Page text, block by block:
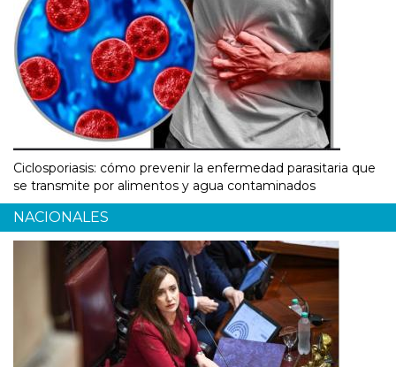
Ciclosporiasis: cómo prevenir la enfermedad parasitaria que
se transmite por alimentos y agua contaminados
NACIONALES